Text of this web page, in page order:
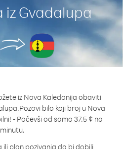
iz Gvadalupa
iz Nova Kaledonija obaviti
Pozovi bilo koji broj u Nova
- Počevši od samo 37.5 ¢ na
minutu.
plan pozivanja da bi dobili